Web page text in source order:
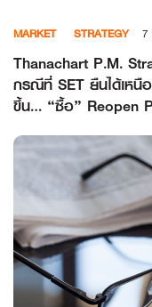
content
MARKET STRATEGY 7
Thanachart P.M.
กรณีที่ SET ยืนได้เหนื
ขึ้น… “ซื้อ” Reopen